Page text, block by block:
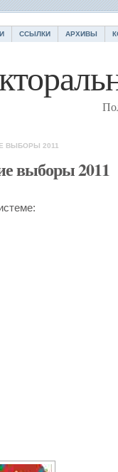
ССЫЛКИ АРХИВЫ
ВЫБОРЫ 2011
выборы 2011